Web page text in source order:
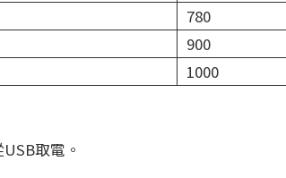
780
900
1000
取電。